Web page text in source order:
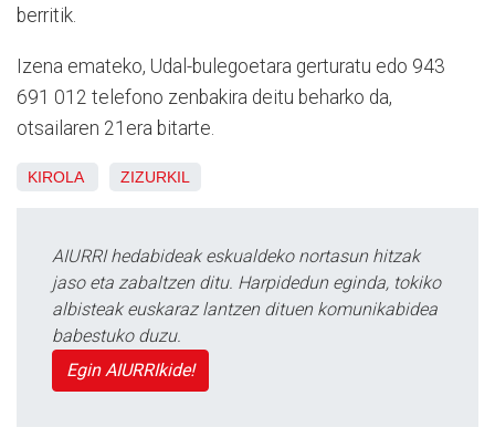
berritik.
Izena emateko, Udal-bulegoetara gerturatu edo 943
691 012 telefono zenbakira deitu beharko da,
otsailaren 21era bitarte.
KIROLA ZIZURKIL
AIURRI hedabideak eskualdeko nortasun hitzak
jaso eta zabaltzen ditu. Harpidedun eginda, tokiko
albisteak euskaraz lantzen dituen komunikabidea
babestuko duzu.
Egin AIURRIkide!